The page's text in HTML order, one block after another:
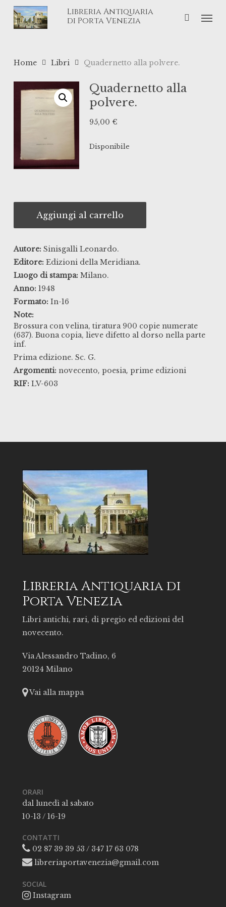
Skip
Libreria Antiquaria
di Porta Venezia
Home Libri Quadernetto alla polvere.
Quadernetto alla
polvere.
95,00 €
Disponibile
Aggiungi al carrello
Autore: Sinisgalli Leonardo.
Editore: Edizioni della Meridiana.
Luogo di stampa: Milano.
Anno: 1948
Formato: In-16
Note:
Brossura con velina, tiratura 900 copie numerate
(637). Buona copia, lieve difetto al dorso nella parte
inf.
Prima edizione. Sc. G.
Argomenti: novecento, poesia, prime edizioni
RIF: LV-603
Libreria Antiquaria di
Porta Venezia
Libri antichi, rari, di pregio ed edizioni del
novecento.
Via Alessandro Tadino, 6
20124 Milano
Vai alla mappa
ORARI
dal lunedì al sabato
10-13 / 16-19
CONTATTI
02 87 39 39 53 / 347 17 63 078
libreriaportavenezia@gmail.com
SOCIAL
Instagram